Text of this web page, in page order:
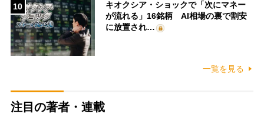
10
キオクシア・ショックで「次にマネー
が流れる」16銘柄 AI相場の裏で割安
に放置され…
一覧を見る
注目の著者・連載